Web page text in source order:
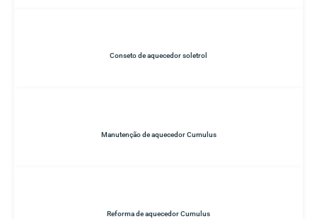
Conseto de aquecedor soletrol
Manutenção de aquecedor Cumulus
Reforma de aquecedor Cumulus